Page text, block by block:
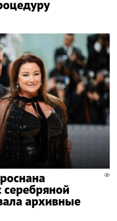
серебряной
архивные